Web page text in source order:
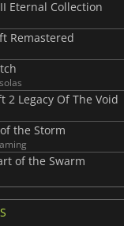
Eternal Collection
Remastered
2 Legacy Of The Void
the Storm
of the Swarm